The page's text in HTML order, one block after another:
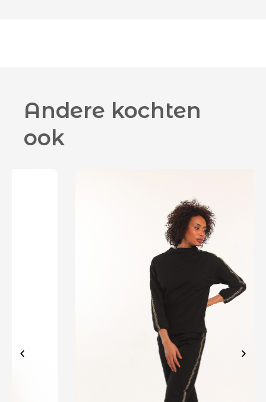
Andere kochten
ook